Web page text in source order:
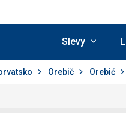
Slevy
Orebič Orebić